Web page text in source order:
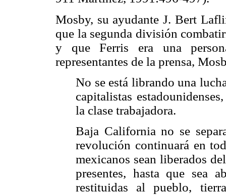
Mosby, su ayudante J. Bert
que la segunda división
y que Ferris era una
representantes de la prensa,
No se está librando una
capitalistas
la clase trabajadora.
Baja California no se
revolución continuará en
mexicanos sean liberados
presentes, hasta que sea
restituidas al pueblo,